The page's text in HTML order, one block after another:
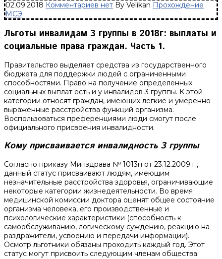
02.09.2018 Комментариев нет By Velikan Прохождение
МСЭ
Льготы инвалидам 3 группы в 2018г: выплаты и
социальные права граждан. Часть 1.
Правительство выделяет средства из государственного
бюджета для поддержки людей с ограниченными
способностями. Право на получение определенных
социальных выплат есть и у инвалидов 3 группы. К этой
категории относят граждан, имеющих легкие и умеренно
выраженные расстройства функций организма.
Воспользоваться преференциями люди смогут после
официального присвоения инвалидности.
Кому присваивается инвалидность 3 группы
Согласно приказу Минздрава № 1013н от 23.12.2009 г.,
данный статус присваивают людям, имеющим
незначительные расстройства здоровья, ограничивающие
некоторые категории жизнедеятельности. Во время
медицинской комиссии доктора оценят общее состояние
организма человека, его производственные и
психологические характеристики (способность к
самообслуживанию, логическому суждению, реакцию на
раздражители, усвоению и передачи информации).
Осмотр льготники обязаны проходить каждый год. Этот
статус могут присвоить следующим членам общества: